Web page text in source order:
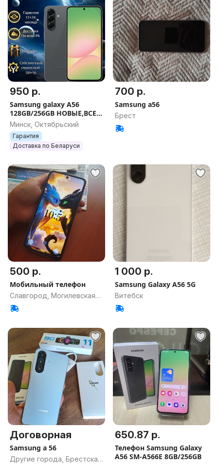
950 р.
Samsung galaxy A56
128GB/256GB НОВЫЕ,ВСЕ
ЦВЕТА,ОРИГИНАЛ,ГАРАНТ
ИЯ.
Минск, Октябрьский
Гарантия
Доставка по Беларуси
700 р.
Samsung a56
Брест
500 р.
Мобильный телефон
Славгород, Могилевская
обл.
1 000 р.
Samsung Galaxy A56 5G
Витебск
Договорная
Samsung a 56
Другие города, Брестская
650.87 р.
Телефон Samsung Galaxy
A56 SM-A566E 8GB/256GB